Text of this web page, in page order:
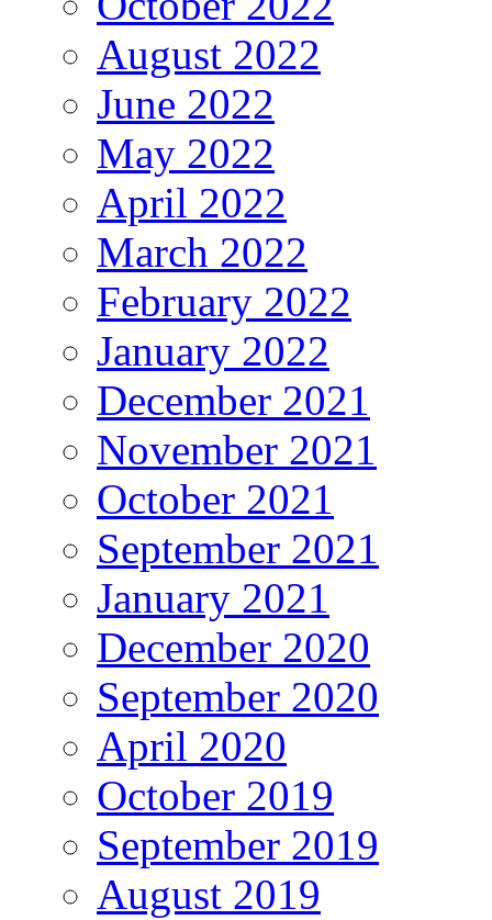
August 2022
June 2022
May 2022
April 2022
March 2022
February 2022
January 2022
December 2021
November 2021
October 2021
September 2021
January 2021
December 2020
September 2020
April 2020
October 2019
September 2019
August 2019